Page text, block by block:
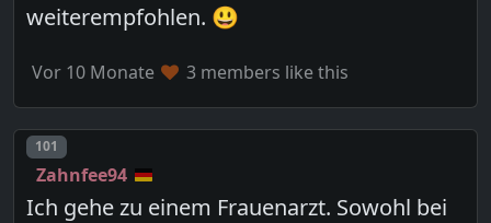
weiterempfohlen. 😃
Vor 10 Monate 3 members like this
Post number
101
Zahnfee94
Ich gehe zu einem Frauenarzt. Sowohl bei